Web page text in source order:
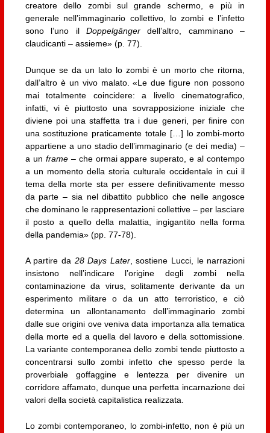
creatore dello zombi sul grande schermo, e più in
generale nell’immaginario collettivo, lo zombi e l’infetto
sono l’uno il Doppelgänger dell’altro, camminano –
claudicanti – assieme» (p. 77).
Dunque se da un lato lo zombi è un morto che ritorna,
dall’altro è un vivo malato. «Le due figure non possono
mai totalmente coincidere: a livello cinematografico,
infatti, vi è piuttosto una sovrapposizione iniziale che
diviene poi una staffetta tra i due generi, per finire con
una sostituzione praticamente totale […] lo zombi-morto
appartiene a uno stadio dell’immaginario (e dei media) –
a un frame– che ormai appare superato, e al contempo
a un momento della storia culturale occidentale in cui il
tema della morte sta per essere definitivamente messo
da parte – sia nel dibattito pubblico che nelle angosce
che dominano le rappresentazioni collettive – per lasciare
il posto a quello della malattia, ingigantito nella forma
della pandemia» (pp. 77-78).
A partire da 28 Days Later, sostiene Lucci, le narrazioni
insistono nell’indicare l’origine degli zombi nella
contaminazione da virus, solitamente derivante da un
esperimento militare o da un atto terroristico, e ciò
determina un allontanamento dell’immaginario zombi
dalle sue origini ove veniva data importanza alla tematica
della morte ed a quella del lavoro e della sottomissione.
La variante contemporanea dello zombi tende piuttosto a
concentrarsi sullo zombi infetto che spesso perde la
proverbiale goffaggine e lentezza per divenire un
corridore affamato, dunque una perfetta incarnazione dei
valori della società capitalistica realizzata.
Lo zombi contemporaneo, lo zombi-infetto, non è più un